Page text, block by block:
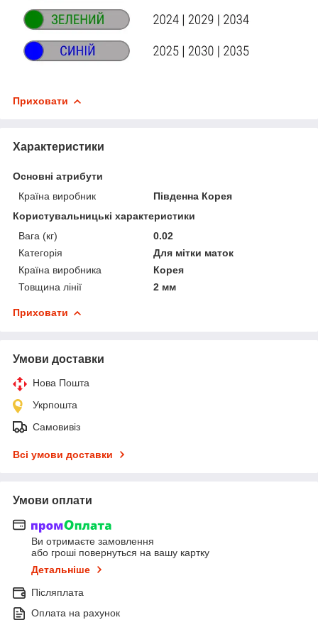
Приховати
Характеристики
Основні атрибути
Країна виробник
Південна Корея
Користувальницькі характеристики
Вага (кг)
0.02
Категорія
Для мітки маток
Країна виробника
Корея
Товщина лінії
2 мм
Приховати
Умови доставки
Нова Пошта
Укрпошта
Самовивіз
Всі умови доставки
Умови оплати
Ви отримаєте замовлення
або гроші повернуться на вашу картку
Детальніше
Післяплата
Оплата на рахунок